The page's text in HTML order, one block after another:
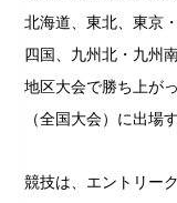
北海道、東北、東京
四国、九州北・九州
地区大会で勝ち上が
（全国大会）に出場
競技は、エントリー